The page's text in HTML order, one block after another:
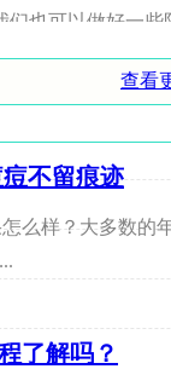
们也可以做好一
就可以有效的去
不好?假体隆
镜，因为鼻子的
查看
不留痕迹
样？大多数的年
了解吗？